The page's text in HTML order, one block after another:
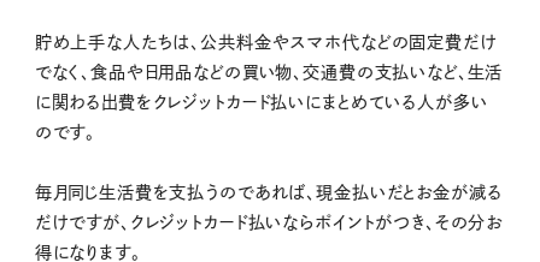
貯め上手な人たちは、公共料金やスマホ代などの固定費だけ
でなく、食品や日用品などの買い物、交通費の支払いなど、生活
に関わる出費をクレジットカード払いにまとめている人が多い
のです。
毎月同じ生活費を支払うのであれば、現金払いだとお金が減る
だけですが、クレジットカード払いならポイントがつき、その分お
得になります。